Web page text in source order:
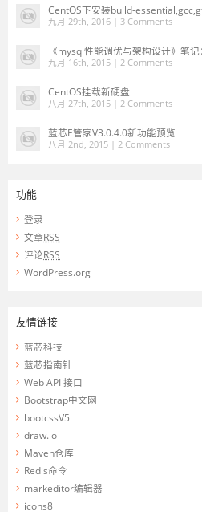
CentOS下安装build-
九月 29th, 2016 | 3 Comments
《mysql性能调优与架构设计》笔
九月 16th, 2015 | 2 Comments
CentOS挂载新硬盘
八月 27th, 2015 | 2 Comments
蓝芯E管家V3.0.4.0新功能预览
八月 2nd, 2015 | 2 Comments
功能
登录
文章RSS
评论RSS
WordPress.org
友情链接
蓝芯科技
蓝芯指南针
Web API 接口
Bootstrap中文网
bootcssV5
draw.io
Maven仓库
Redis命令
markeditor编辑器
icons8